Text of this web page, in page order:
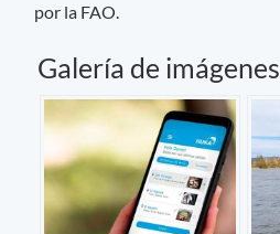
por la FAO.
Galería de imágenes